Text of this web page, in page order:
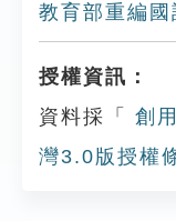
教育部重編
授權資訊：
資料採「
創
灣3.0版授權